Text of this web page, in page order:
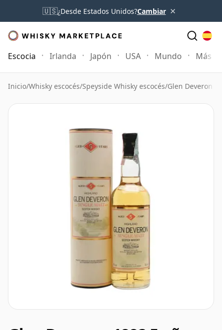
🇺🇸¿Desde Estados Unidos?Cambiar ×
Escocia Irlanda Japón USA Mundo Más
Inicio/Whisky escocés/Speyside Whisky escocés/Glen Deveron